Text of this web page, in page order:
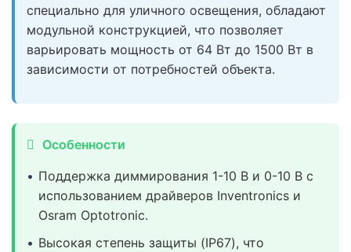
специально для уличного освещения, обладают
модульной конструкцией, что позволяет
варьировать мощность от 64 Вт до 1500 Вт в
зависимости от потребностей объекта.
Особенности
Поддержка диммирования 1-10 В и 0-10 В с
использованием драйверов Inventronics и
Osram Optotronic.
Высокая степень защиты (IP67), что